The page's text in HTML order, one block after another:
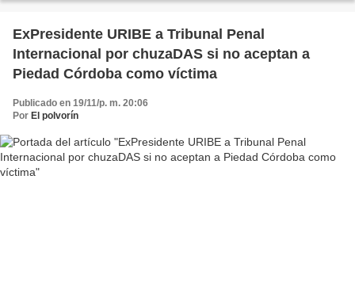
ExPresidente URIBE a Tribunal Penal
Internacional por chuzaDAS si no aceptan a
Piedad Córdoba como víctima
Publicado en 19/11/p. m. 20:06
Por El polvorín